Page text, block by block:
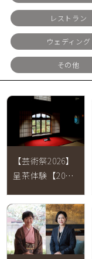
レストラン
ウェディング
その他
【芸術祭2026】
呈茶体験【2026